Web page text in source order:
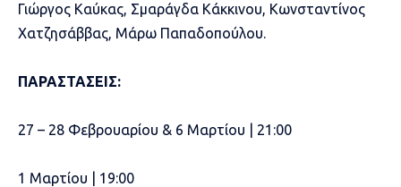
Γιώργος Καύκας, Σμαράγδα Κάκκινου, Κωνσταντίνος
Χατζησάββας, Μάρω Παπαδοπούλου.
ΠΑΡΑΣΤΑΣΕΙΣ:
27 – 28 Φεβρουαρίου & 6 Μαρτίου | 21:00
1 Μαρτίου | 19:00